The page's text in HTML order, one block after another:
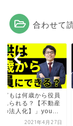
合わせて
どもは何歳から役員
れられる？【不動産
の法人化】」you...
2021年4月27日